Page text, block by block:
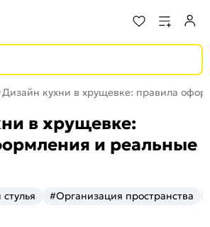
Дизайн кухни в хрущевке: правила
в хрущевке:
и реальные
#Организация пространства